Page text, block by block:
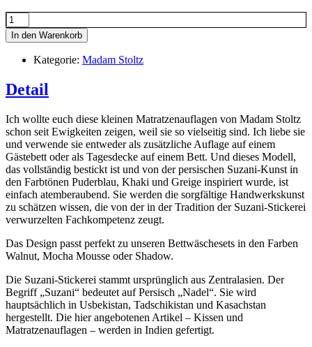
Menge
In den Warenkorb
Kategorie: Madam Stoltz
Detail
Ich wollte euch diese kleinen Matratzenauflagen von Madam Stoltz
schon seit Ewigkeiten zeigen, weil sie so vielseitig sind. Ich liebe sie
und verwende sie entweder als zusätzliche Auflage auf einem
Gästebett oder als Tagesdecke auf einem Bett. Und dieses Modell,
das vollständig bestickt ist und von der persischen Suzani-Kunst in
den Farbtönen Puderblau, Khaki und Greige inspiriert wurde, ist
einfach atemberaubend. Sie werden die sorgfältige Handwerkskunst
zu schätzen wissen, die von der in der Tradition der Suzani-Stickerei
verwurzelten Fachkompetenz zeugt.
Das Design passt perfekt zu unseren Bettwäschesets in den Farben
Walnut, Mocha Mousse oder Shadow.
Die Suzani-Stickerei stammt ursprünglich aus Zentralasien. Der
Begriff „Suzani“ bedeutet auf Persisch „Nadel“. Sie wird
hauptsächlich in Usbekistan, Tadschikistan und Kasachstan
hergestellt. Die hier angebotenen Artikel – Kissen und
Matratzenauflagen – werden in Indien gefertigt.